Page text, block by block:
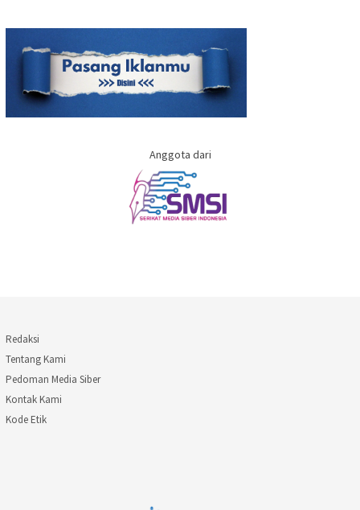
Anggota dari
Redaksi
Tentang Kami
Pedoman Media Siber
Kontak Kami
Kode Etik